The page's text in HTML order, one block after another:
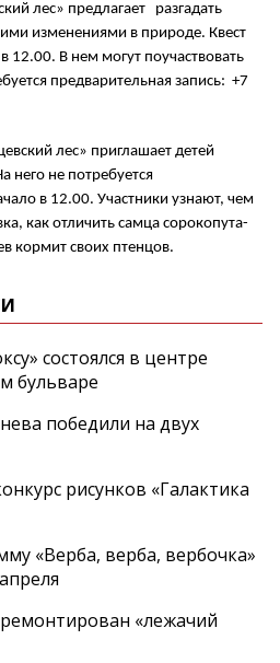
лес» предлагает разгадать
изменениями в природе. Квест
12.00. В нем могут поучаствовать
предварительная запись: +7
лес» приглашает детей
него не потребуется
в 12.00. Участники узнают, чем
как отличить самца сорокопута-
кормит своих птенцов.
состоялся в центре
бульваре
победили на двух
рисунков «Галактика
«Верба, верба, вербочка»
«лежачий